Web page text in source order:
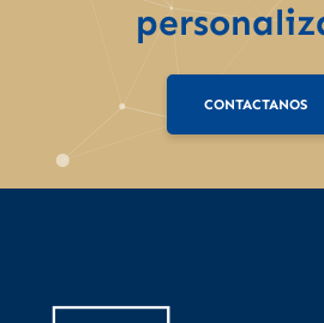
CONTACTANOS